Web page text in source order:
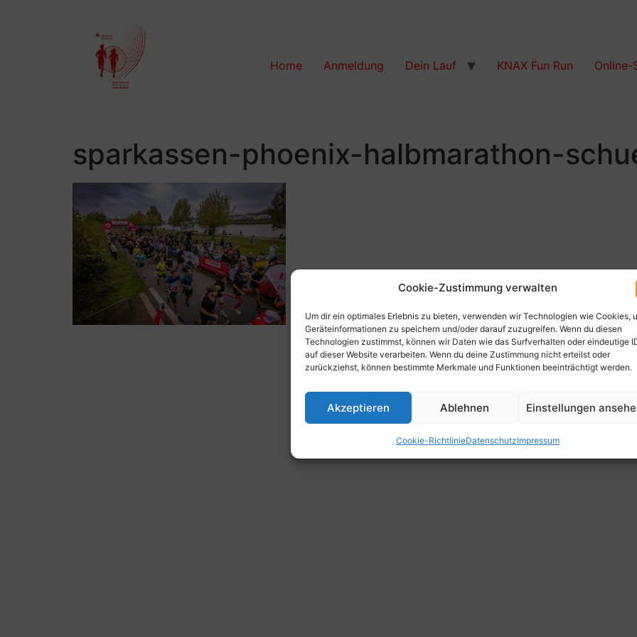
Cookie-Zustimmung verwalten
Um dir ein optimales Erlebnis zu bieten, verwenden wir Technologien wie Cookies,
Geräteinformationen zu speichern und/oder darauf zuzugreifen. Wenn du diesen
Technologien zustimmst, können wir Daten wie das Surfverhalten oder eindeutige
auf dieser Website verarbeiten. Wenn du deine Zustimmung nicht erteilst oder
zurückziehst, können bestimmte Merkmale und Funktionen beeinträchtigt werden.
Akzeptieren Ablehnen Einstellungen
Cookie-RichtlinieDatenschutzImpressum
Home Anmeldung Dein Lauf KNAX Fun Run Online-
sparkassen-phoenix-halbmarathon-